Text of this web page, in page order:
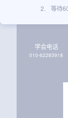
2.
等待
学会电话
010-62283918